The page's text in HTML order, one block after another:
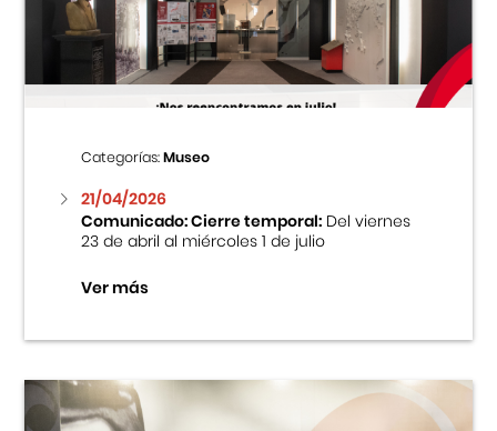
Centro Cultural Peruano Japonés
Museo de la Inmigración Japonesa
Fondo Editorial
Teatro Peruano Japonés
Categorías:Museo
21/04/2026
Comunicado: Cierre temporal:Del viernes
23 de abril al miércoles 1 de julio
Ver más